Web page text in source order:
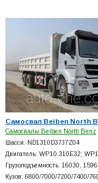
Самосвал Beiben North
Самосвалы Beiben North Benz
Шасси: ND1310D37J7Z04
Двигатель: WP10.310E32;
Грузоподъемность: 16030,
Кузов: 6800/7000/7200/7400/